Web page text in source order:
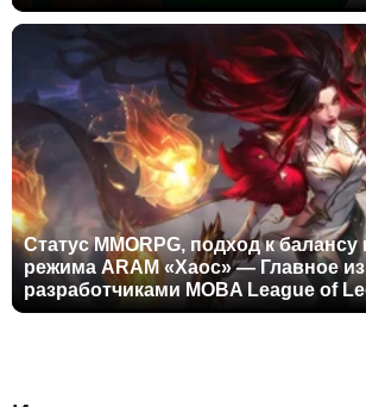
Статус MMORPG, подход к балансу
режима ARAM «Хаос» — Главное
разработчиками MOBA League of